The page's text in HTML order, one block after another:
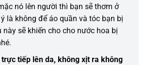
nó lên người thì bạn sẽ thơm ở
là không để áo quần và tóc bạn bị
này sẽ khiến cho cho nước hoa bị
tiếp lên da, không xịt ra không